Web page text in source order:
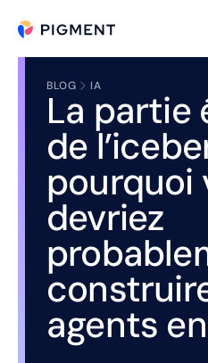
BLOG IA
La partie
de
pourquoi
devriez
agents